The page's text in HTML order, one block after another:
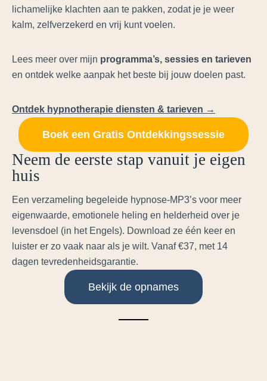
lichamelijke klachten aan te pakken, zodat je je weer
kalm, zelfverzekerd en vrij kunt voelen.
Lees meer over mijn programma’s, sessies en tarieven
en ontdek welke aanpak het beste bij jouw doelen past.
Ontdek hypnotherapie diensten & tarieven →
Boek een Gratis Ontdekkingssessie
Neem de eerste stap vanuit je eigen
huis
Een verzameling begeleide hypnose-MP3’s voor meer
eigenwaarde, emotionele heling en helderheid over je
levensdoel (in het Engels). Download ze één keer en
luister er zo vaak naar als je wilt. Vanaf €37, met 14
dagen tevredenheidsgarantie.
Bekijk de opnames